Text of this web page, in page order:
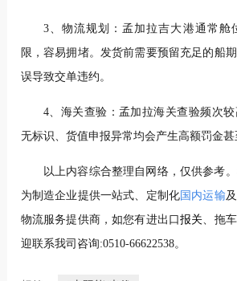
3、物流规划：孟加拉吉大港通常舱
限，容易拥堵。发货前需要预留充足的船
误导致交单违约。
4、海关查验：孟加拉海关查验频次
无标识、货值申报异常均会产生高额罚金甚
以上内容综合整理自网络，仅供参考
为制造企业提供一站式、定制化 国内运输及
物流服务提供商，如您有进出口报关 、拖
迎联系我司咨询:0510-66622538。